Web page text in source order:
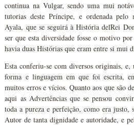
continua na Vulgar, sendo uma mui
tutorias deste Príncipe, e ordenada
Ayala, que se seguirá à História delRei
ser que esta diversidade fosse o motivo
havia duas Histórias que eram entre si mui
Esta conferiu-se com diversos originais, e,
forma e linguagem em que foi escrita,
muitos erros e vícios. Quanto aos que são
aqui as Advertências que se pensou
toda a pureza e perfeição, como era justo,
Autor de tanta dignidade e autoridade, e